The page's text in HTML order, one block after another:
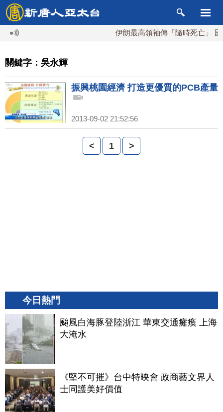
伊朗最高領袖傳「隨時死亡」 國
關鍵字：吳永輝
振興桃園經濟 打造更優質的PCB產量
2013-09-02 21:52:56
< 1 >
今日熱門
颱風白海豚登陸浙江 華東交通癱瘓 上海
大淹水
《堅不可摧》台中特映會 政商藝文界人
士同護美好價值